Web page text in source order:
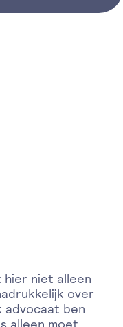
hier niet alleen
over
advocaat ben